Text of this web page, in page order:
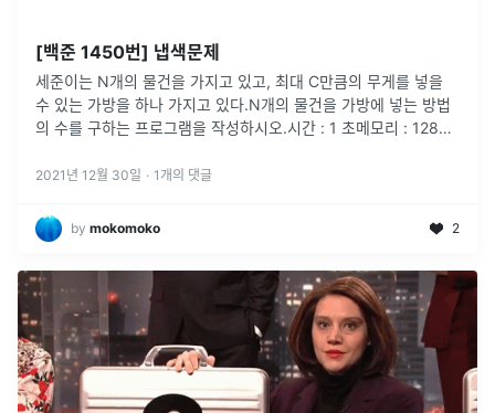
[백준 1450번] 냅색문제
세준이는 N개의 물건을 가지고 있고, 최대 C만큼의 무게를 넣을
수 있는 가방을 하나 가지고 있다.N개의 물건을 가방에 넣는 방법
의 수를 구하는 프로그램을 작성하시오.시간 : 1 초메모리 : 128
수,...
2021년 12월 30일 · 1 개의 댓글
by mokomoko 2